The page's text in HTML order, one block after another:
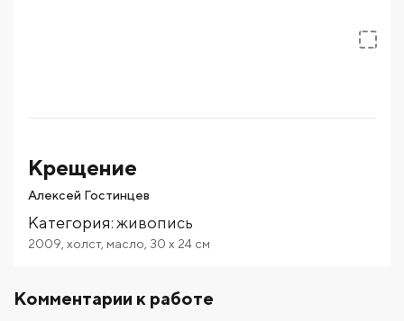
Крещение
Алексей Гостинцев
Категория:живопись
2009 холст, масло 30 x 24 см
Комментарии к работе